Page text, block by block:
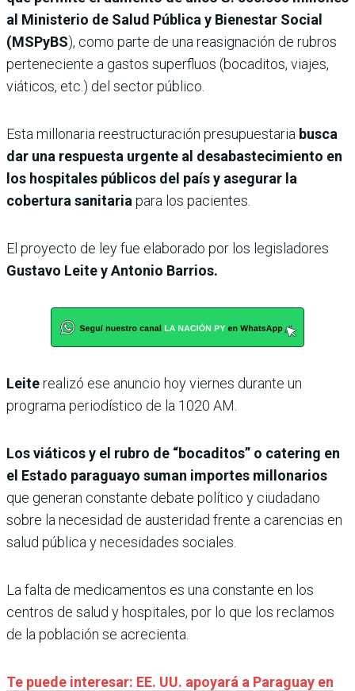
al Ministerio de Salud Pública y Bienestar Social
(MSPyBS), como parte de una reasignación de rubros
perteneciente a gastos superfluos (bocaditos, viajes,
viáticos, etc.) del sector público.
Esta millonaria reestructuración presupuestaria busca
dar una respuesta urgente al desabastecimiento en
los hospitales públicos del país y asegurar la
cobertura sanitaria para los pacientes.
El proyecto de ley fue elaborado por los legisladores
Gustavo Leite y Antonio Barrios.
Leiterealizó ese anuncio hoy viernes durante un
programa periodístico de la 1020 AM.
Los viáticos y el rubro de “bocaditos” o catering en
el Estado paraguayo suman importes millonarios
que generan constante debate político y ciudadano
sobre la necesidad de austeridad frente a carencias en
salud pública y necesidades sociales.
La falta de medicamentos es una constante en los
centros de salud y hospitales, por lo que los reclamos
de la población se acrecienta.
Te puede interesar: EE. UU. apoyará a Paraguay en